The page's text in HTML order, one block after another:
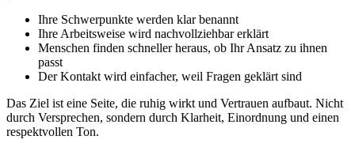
Ihre Schwerpunkte werden klar benannt
Ihre Arbeitsweise wird nachvollziehbar erklärt
Menschen finden schneller heraus, ob Ihr Ansatz zu ihnen
passt
Der Kontakt wird einfacher, weil Fragen geklärt sind
Das Ziel ist eine Seite, die ruhig wirkt und Vertrauen aufbaut. Nicht
durch Versprechen, sondern durch Klarheit, Einordnung und einen
respektvollen Ton.